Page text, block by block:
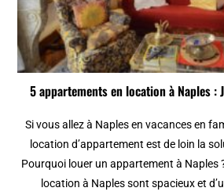
5 appartements en location à Naples :
Si vous allez à Naples en vacances en
location d’appartement est de loin la
Pourquoi louer un appartement à Naples
location à Naples sont spacieux et